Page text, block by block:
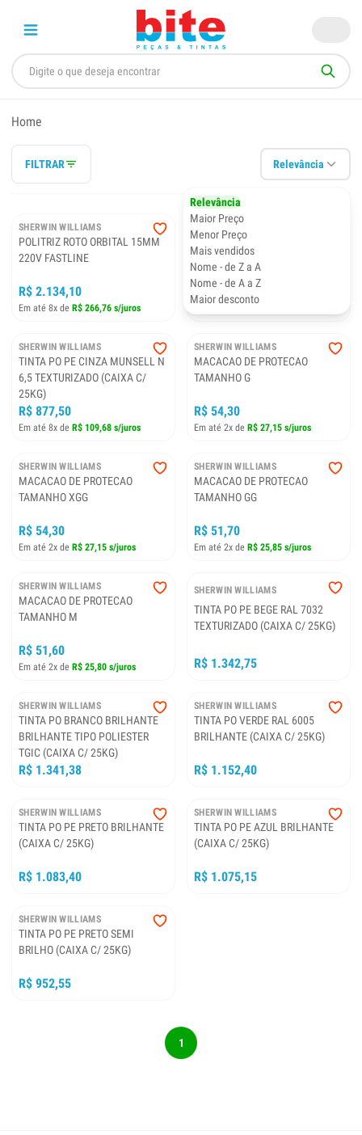
Home
FILTRAR Relevância
Relevância
Maior Preço
Menor Preço
Mais vendidos
Nome - de Z a A
Nome - de A a Z
Maior desconto
SHERWIN WILLIAMS
POLITRIZ ROTO ORBITAL 15MM
220V FASTLINE
R$ 2.134,10
Em até 8x de R$ 266,76 s/juros
SHERWIN WILLIAMS
TINTA PO PE PRETO FOSCO
(CAIXA C/ 25KG)
R$ 1.320,10
SHERWIN WILLIAMS
TINTA PO PE CINZA MUNSELL N
6,5 TEXTURIZADO (CAIXA C/
25KG)
R$ 877,50
Em até 8x de R$ 109,68 s/juros
SHERWIN WILLIAMS
MACACAO DE PROTECAO
TAMANHO G
R$ 54,30
Em até 2x de R$ 27,15 s/juros
SHERWIN WILLIAMS
MACACAO DE PROTECAO
TAMANHO XGG
R$ 54,30
Em até 2x de R$ 27,15 s/juros
SHERWIN WILLIAMS
MACACAO DE PROTECAO
TAMANHO GG
R$ 51,70
Em até 2x de R$ 25,85 s/juros
SHERWIN WILLIAMS
MACACAO DE PROTECAO
TAMANHO M
R$ 51,60
Em até 2x de R$ 25,80 s/juros
SHERWIN WILLIAMS
TINTA PO PE BEGE RAL 7032
TEXTURIZADO (CAIXA C/ 25KG)
R$ 1.342,75
SHERWIN WILLIAMS
TINTA PO BRANCO BRILHANTE
BRILHANTE TIPO POLIESTER
TGIC (CAIXA C/ 25KG)
R$ 1.341,38
SHERWIN WILLIAMS
TINTA PO VERDE RAL 6005
BRILHANTE (CAIXA C/ 25KG)
R$ 1.152,40
SHERWIN WILLIAMS
TINTA PO PE PRETO BRILHANTE
(CAIXA C/ 25KG)
R$ 1.083,40
SHERWIN WILLIAMS
TINTA PO PE AZUL BRILHANTE
(CAIXA C/ 25KG)
R$ 1.075,15
SHERWIN WILLIAMS
TINTA PO PE PRETO SEMI
BRILHO (CAIXA C/ 25KG)
R$ 952,55
1